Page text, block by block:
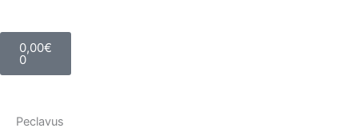
0,00€
0
Warenkorb
Peclavus